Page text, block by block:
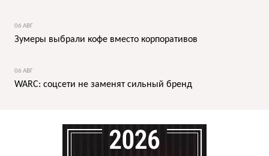
06 АВГ
Зумеры выбрали кофе вместо корпоративов
06 АВГ
WARC: соцсети не заменят сильный бренд